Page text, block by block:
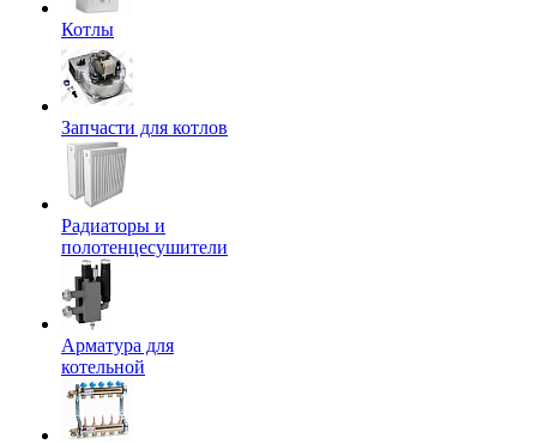
Котлы
Запчасти для котлов
Радиаторы и
полотенцесушители
Арматура для
котельной